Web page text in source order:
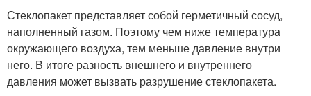
Стеклопакет представляет собой герметичный сосуд,
наполненный газом. Поэтому чем ниже температура
окружающего воздуха, тем меньше давление внутри
него. В итоге разность внешнего и внутреннего
давления может вызвать разрушение стеклопакета.